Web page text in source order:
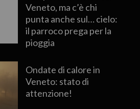
Veneto, ma c’è chi
punta anche sul… cielo:
il parroco prega per la
pioggia
Ondate di calore in
Veneto: stato di
attenzione!